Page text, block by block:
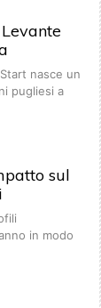
nasce un
pugliesi a
sul
in modo